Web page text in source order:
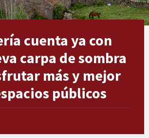
cuenta ya con
carpa de sombra
más y mejor
públicos